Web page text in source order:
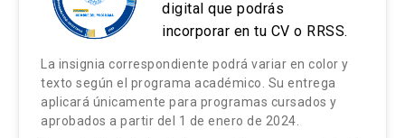
Estrategias Metodológicas:
El curso está constituido de seis clases e-
learning que son publicadas en pares durante
bloques de dos semanas. Cada clase está
digital que podrás
incorporar en tu CV o RRSS.
La insignia correspondiente podrá variar en color y
texto según el programa académico. Su entrega
aplicará únicamente para programas cursados y
aprobados a partir del 1 de enero de 2024.